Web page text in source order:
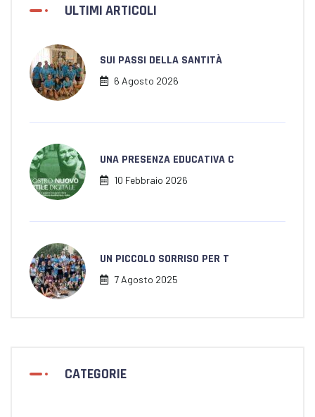
ULTIMI ARTICOLI
SUI PASSI DELLA SANTITÀ
6 Agosto 2026
UNA PRESENZA EDUCATIVA C
10 Febbraio 2026
UN PICCOLO SORRISO PER T
7 Agosto 2025
CATEGORIE